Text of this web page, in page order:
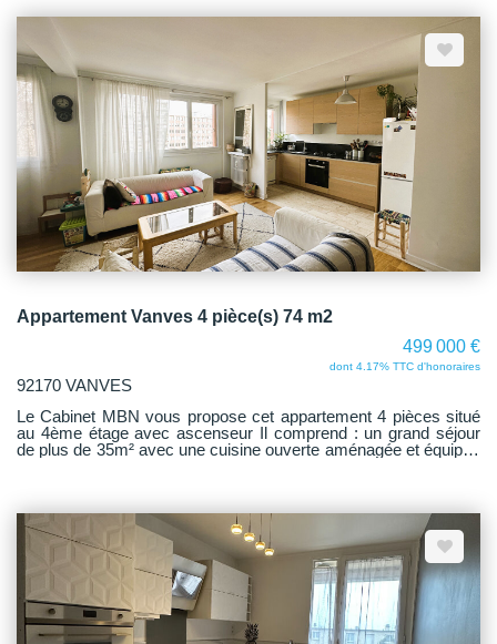
chambres, une salle de bains et un WC indépendant. Une place
de parking et une cave complètent ce bien. VISITE 360
DISPONIBLE JUSTE EN DESSOUS DE L'ANNONCE.
Appartement Vanves 4 pièce(s) 74 m2
499 000 €
dont 4.17% TTC d'honoraires
92170 VANVES
Le Cabinet MBN vous propose cet appartement 4 pièces situé
au 4ème étage avec ascenseur Il comprend : un grand séjour
de plus de 35m² avec une cuisine ouverte aménagée et équipée
Une cave complète ce bien. Un parking collectif est accessible
aux résidents uniquement. L'appartement se situe à proximité
de toutes les commodités ( hyper-marché, pharmacie,
restaurants, crèche, fleuriste ect). La gare de Vanves - Malakoff
est à seulement 3 mn à pieds, le métro Malakoff - Plateau de
Vanves ligne 13 sont à 5 mn à pieds. Les stations des bus 59,
89 et 126 sont à moins de 2mn à pied. Visite virtuelle disponible
en dessous de l'annonce.